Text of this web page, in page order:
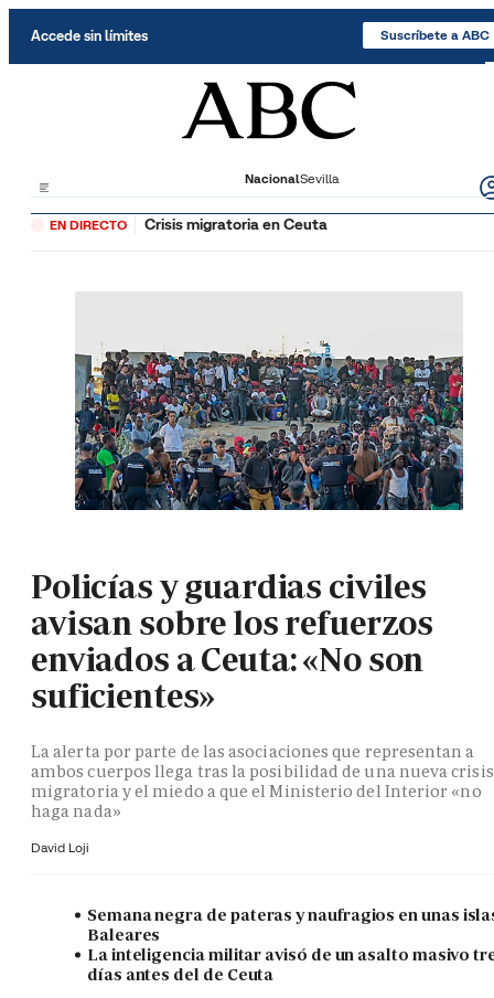
Accede sin límites Suscríbete a ABC
NacionalSevilla
EN DIRECTO Crisis migratoria en Ceuta
Policías y guardias civiles
avisan sobre los refuerzos
enviados a Ceuta: «No son
suficientes»
La alerta por parte de las asociaciones que representan a
ambos cuerpos llega tras la posibilidad de una nueva crisis
migratoria y el miedo a que el Ministerio del Interior «no
haga nada»
David Loji
Semana negra de pateras y naufragios en unas
Baleares
La inteligencia militar avisó de un asalto masivo
días antes del de Ceuta